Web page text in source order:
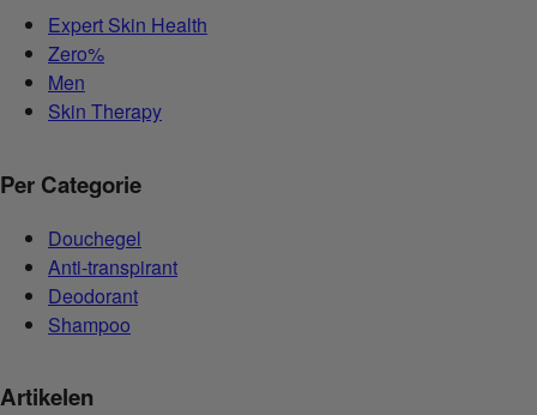
Expert Skin Health
Zero%
Men
Skin Therapy
Per Categorie
Douchegel
Anti-transpirant
Deodorant
Shampoo
Artikelen